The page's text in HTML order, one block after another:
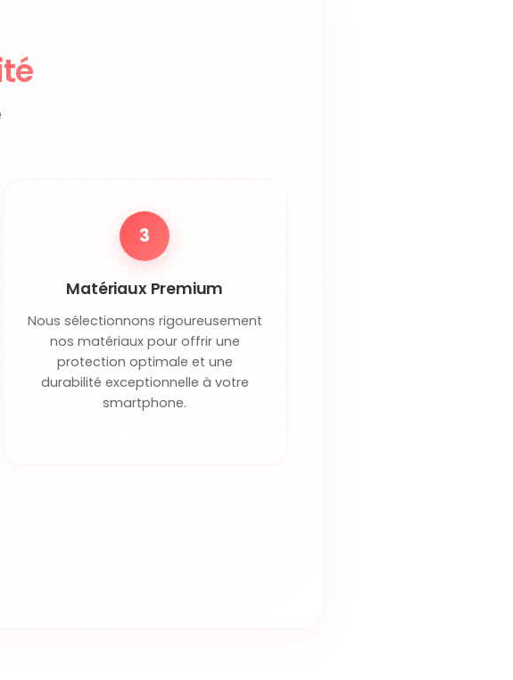
3
Matériaux Premium
Nous sélectionnons rigoureusement
nos matériaux pour offrir une
protection optimale et une
durabilité exceptionnelle à votre
smartphone.